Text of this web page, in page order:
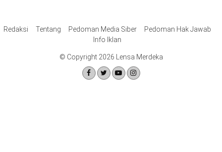
Redaksi Tentang Pedoman Media Siber
Pedoman Hak Jawab
Info Iklan
© Copyright 2026 Lensa Merdeka